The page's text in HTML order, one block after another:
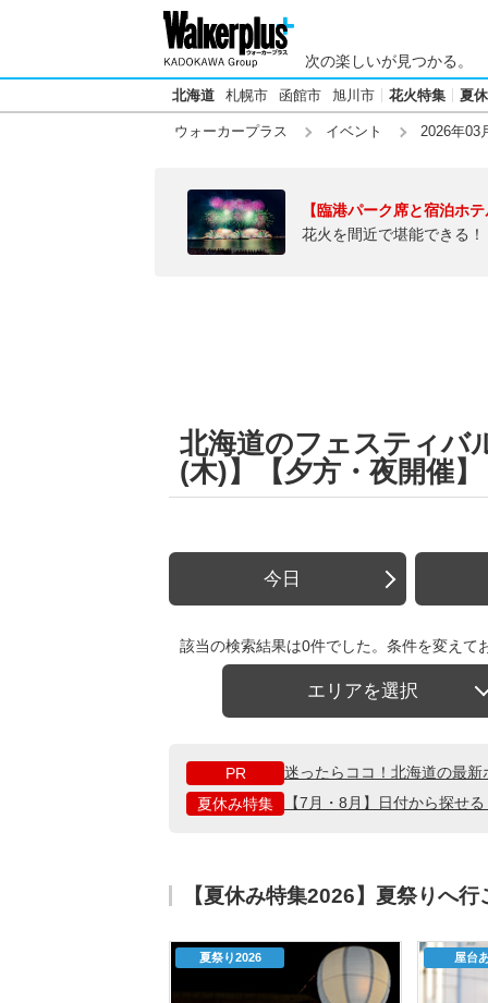
次の楽しいが見つかる。
北海道 札幌市 函館市 旭川市 花火特集 夏
ウォーカープラス イベント 2026年03
【臨港パーク席と宿泊ホ
花火を間近で堪能できる
北海道のフェスティバ
(木)】【夕方・夜開催
今日
該当の検索結果は0件でした。条件を変えて
エリアを選択
PR
迷ったらココ！北海道の最
夏休み特集
【7月・8月】日付から探せ
【夏休み特集2026】夏祭りへ
夏祭り2026 屋台